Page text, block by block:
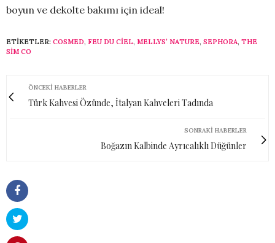
boyun ve dekolte bakımı için ideal!
ETIKETLER: COSMED, FEU DU CIEL, MELLYS’ NATURE, SEPHORA, THE
SIM CO
ÖNCEKI HABERLER
Türk Kahvesi Özünde, İtalyan Kahveleri Tadında
SONRAKI HABERLER
Boğazın Kalbinde Ayrıcalıklı Düğünler